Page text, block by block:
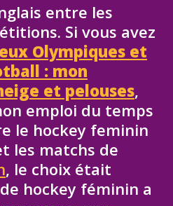
entre les
Si vous avez
Olympiques et
: mon
et pelouses,
emploi du temps
le hockey feminin
les matchs de
, le choix était
hockey féminin a